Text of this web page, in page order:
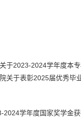
于2023-2024学年度本
关于表彰2025届优秀毕
学年度国家奖学金获